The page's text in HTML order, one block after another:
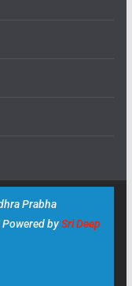
Prabha
bySri Deep